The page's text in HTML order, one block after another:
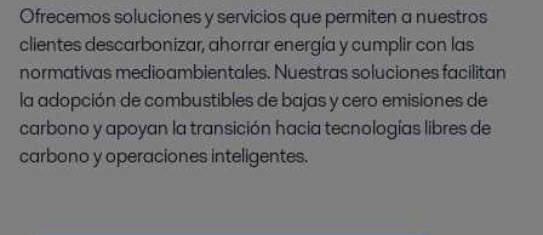
Ofrecemos soluciones y servicios que permiten a nuestros
clientes descarbonizar, ahorrar energía y cumplir con las
normativas medioambientales. Nuestras soluciones facilitan
la adopción de combustibles de bajas y cero emisiones de
carbono y apoyan la transición hacia tecnologías libres de
carbono y operaciones inteligentes.